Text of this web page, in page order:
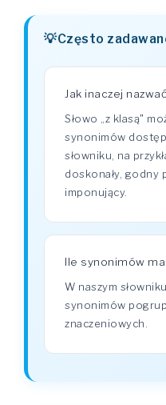
Często
Jak inaczej
Słowo „z klasą"
synonimów
słowniku, na
doskonały, godny
imponujący.
Ile synonimów ma
W naszym
synonimów
znaczeniowych.